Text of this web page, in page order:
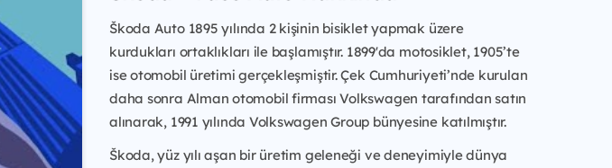
Škoda Auto 1895 yılında 2 kişinin bisiklet yapmak üzere
kurdukları ortaklıkları ile başlamıştır. 1899'da motosiklet, 1905’te
ise otomobil üretimi gerçekleşmiştir. Çek Cumhuriyeti’nde kurulan
daha sonra Alman otomobil firması Volkswagen tarafından satın
alınarak, 1991 yılında Volkswagen Group bünyesine katılmıştır.
Škoda, yüz yılı aşan bir üretim geleneği ve deneyimiyle dünya